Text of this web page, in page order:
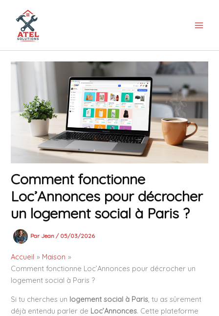
contenu
Comment fonctionne
Loc’Annonces pour décrocher
un logement social à Paris ?
Par Jean/ 05/03/2026
Accueil
Maison
Comment fonctionne Loc’Annonces pour décrocher un
logement social à Paris ?
Si tu cherches un logement social à Paris, tu as sûrement
déjà entendu parler de Loc’Annonces. Cette plateforme